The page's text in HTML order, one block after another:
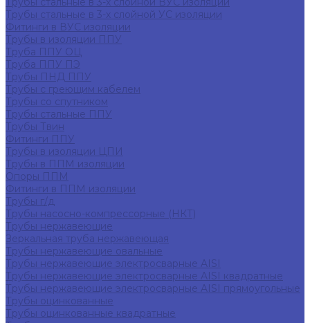
Трубы стальные в 3-х слойной УС изоляции
Фитинги в ВУС изоляции
Трубы в изоляции ППУ
Труба ППУ ОЦ
Труба ППУ ПЭ
Трубы ПНД ППУ
Трубы с греющим кабелем
Трубы со спутником
Трубы стальные ППУ
Трубы Твин
Фитинги ППУ
Трубы в изоляции ЦПИ
Трубы в ППМ изоляции
Опоры ППМ
Фитинги в ППМ изоляции
Трубы г/д
Трубы насосно-компрессорные (НКТ)
Трубы нержавеющие
Зеркальная труба нержавеющая
Трубы нержавеющие овальные
Трубы нержавеющие электросварные AISI
Трубы нержавеющие электросварные AISI квадратные
Трубы нержавеющие электросварные AISI прямоугольные
Трубы оцинкованные
Трубы оцинкованные квадратные